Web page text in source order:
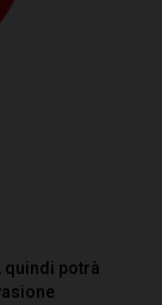
quindi potrà